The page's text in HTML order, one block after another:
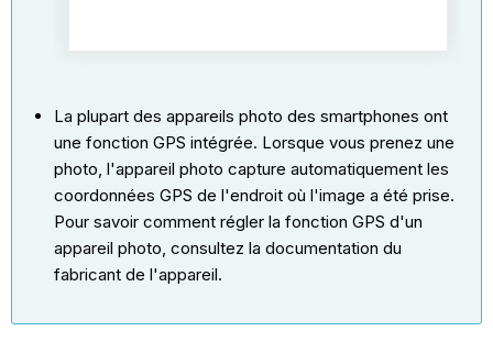
La plupart des appareils photo des smartphones ont
une fonction GPS intégrée. Lorsque vous prenez une
photo, l'appareil photo capture automatiquement les
coordonnées GPS de l'endroit où l'image a été prise.
Pour savoir comment régler la fonction GPS d'un
appareil photo, consultez la documentation du
fabricant de l'appareil.